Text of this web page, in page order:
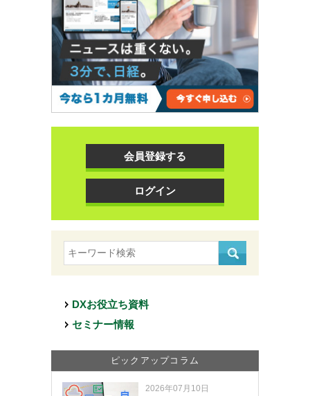
会員登録する
ログイン
DXお役立ち資料
セミナー情報
ピックアップコラム
2026年07月10日